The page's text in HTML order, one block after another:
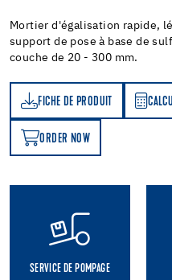
Mortier d'égalisation rapide,
support de pose à base de
couche de 20 - 300 mm.
FICHE DE PRODUIT
DE CONSOMMATION
ORDER NOW
SERVICE DE POMPAGE